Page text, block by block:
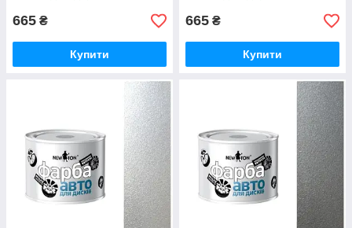
665 ₴
Купити
665 ₴
Купити